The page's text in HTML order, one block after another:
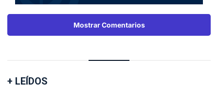
Mostrar Comentarios
+ LEÍDOS